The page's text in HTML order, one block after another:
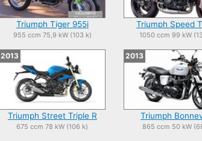
Triumph Tiger 955i
955 ccm 75,9 kW (103 k)
Triumph Speed
1050 ccm 99 kW
2013
Triumph Street Triple R
675 ccm 78 kW (106 k)
2013
Triumph
865 ccm 50 kW